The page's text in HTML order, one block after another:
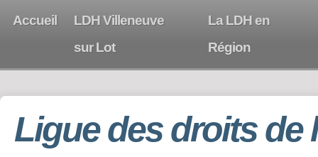
Accueil
LDH Villeneuve
sur Lot
La LDH en
Région
Ligue des droits de